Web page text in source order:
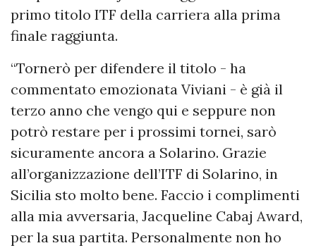
primo titolo ITF della carriera alla prima
finale raggiunta.
“Tornerò per difendere il titolo - ha
commentato emozionata Viviani - è già il
terzo anno che vengo qui e seppure non
potrò restare per i prossimi tornei, sarò
sicuramente ancora a Solarino. Grazie
all’organizzazione dell’ITF di Solarino, in
Sicilia sto molto bene. Faccio i complimenti
alla mia avversaria, Jacqueline Cabaj Award,
per la sua partita. Personalmente non ho